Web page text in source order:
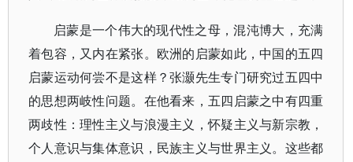
启蒙是一个伟大的现代性之母，混沌博大，充满
着包容，又内在紧张。欧洲的启蒙如此，中国的五四
启蒙运动何尝不是这样？张灏先生专门研究过五四中
的思想两岐性问题。在他看来，五四启蒙之中有四重
两歧性：理性主义与浪漫主义，怀疑主义与新宗教，
个人意识与集体意识，民族主义与世界主义。这些都